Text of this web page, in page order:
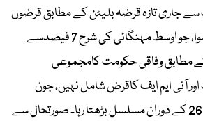
جاری تازہ قرضہ بلیٹن کے مطابق قرضوں
میں 7۔8 فیصد اضافہ ہوا، جو اوسط مہنگائی کی شرح 7 فیصدسے
مطابق وفاقی حکومت کامجموعی
آئی ایم ایف کاقرض شامل نہیں، جون
تامئی مالی سال 2025-26 کے دوران مسلسل بڑھتا رہا۔ صورتحال سے